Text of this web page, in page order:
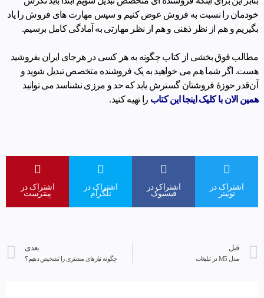
خودمان را نسبت به فروش عوض کنیم و سپس مهارت های فروش را یاد
بگیریم و هم از نظر ذهنی و هم از نظر مهارتی به آمادگی کامل برسیم.
مطالب فوق بخشی از کتاب چگونه به هر کسی در هرجای ایران بفروشید
هست. اگر شما هم می خواهید به یک فروشنده متخصص تبدیل شوید و
آن‌قدر حوزۀ فروشتان گسترش یابد که حد و مرزی نشناسد می توانید
همین الان با کلیک اینجا این کتاب را تهیه کنید.
اشتراک در
توییتر
اشتراک در
فیسبوک
اشتراک در
تلگرام
اشتراک در
پینترست
قبل
مدل M5 در تبلیغات
بعدی
چگونه نیازهای مشتری را تشخیص دهیم؟